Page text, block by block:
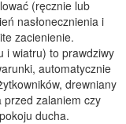
(ręcznie lub
nasłonecznienia i
zacienienie.
i wiatru) to prawdziwy
automatycznie
drewniany
zalaniem czy
ducha.